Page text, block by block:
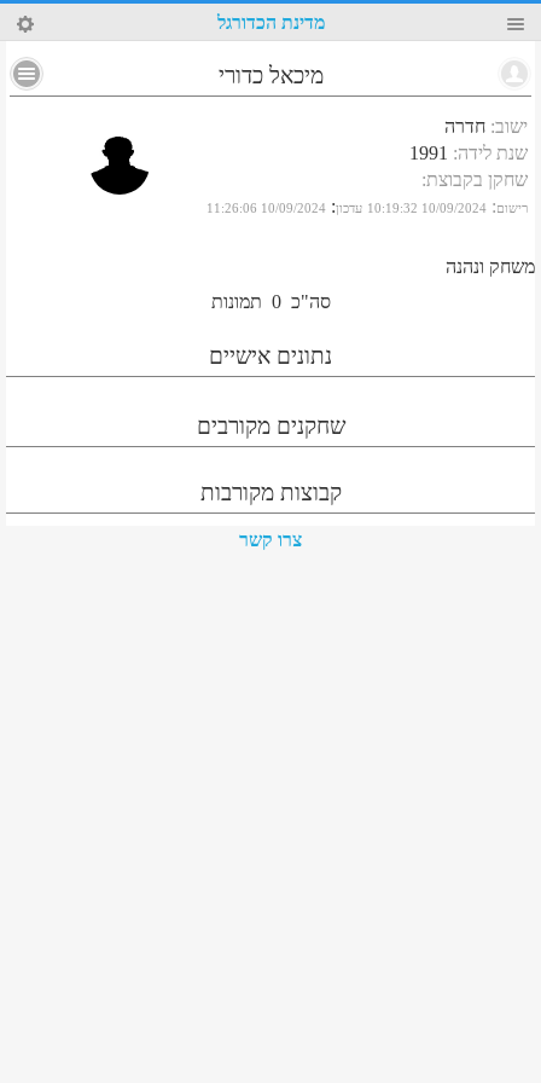
75 מדינת הכדורגל
מיכאל כדורי
ישוב: חדרה
שנת לידה:
1991
שחקן בקבוצת:
רישום:
10/09/2024 10:19:32 עדכון:
10/09/2024 11:26:06
משחק ונהנה
סה"כ 0 תמונות
נתונים אישיים
שחקנים מקורבים
קבוצות מקורבות
צרו קשר